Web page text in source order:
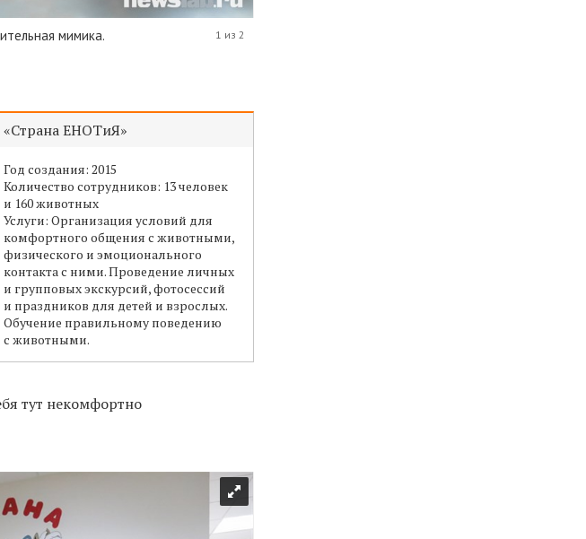
мимика. 1 из 2
«Страна ЕНОТиЯ»
Год создания: 2015
Количество сотрудников: 13 человек
и 160 животных
Услуги: Организация условий для
комфортного общения с животными,
физического и эмоционального
контакта с ними. Проведение личных
и групповых экскурсий, фотосессий
и праздников для детей и взрослых.
Обучение правильному поведению
с животными.
тут некомфортно